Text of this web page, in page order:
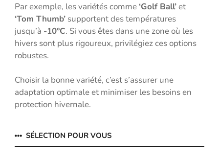
Par exemple, les variétés comme ‘Golf Ball’et
‘Tom Thumb’ supportent des températures
jusqu’à -10°C. Si vous êtes dans une zone où les
hivers sont plus rigoureux, privilégiez ces options
robustes.
Choisir la bonne variété, c’est s’assurer une
adaptation optimale et minimiser les besoins en
protection hivernale.
SÉLECTION POUR VOUS